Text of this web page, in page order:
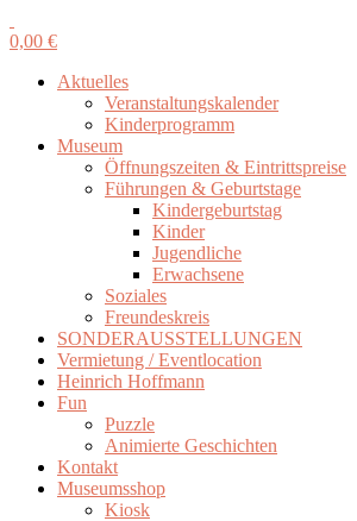
0,00 €
Aktuelles
Veranstaltungskalender
Kinderprogramm
Museum
Öffnungszeiten & Eintrittspreise
Führungen & Geburtstage
Kindergeburtstag
Kinder
Jugendliche
Erwachsene
Soziales
Freundeskreis
SONDERAUSSTELLUNGEN
Vermietung / Eventlocation
Heinrich Hoffmann
Fun
Puzzle
Animierte Geschichten
Kontakt
Museumsshop
Kiosk